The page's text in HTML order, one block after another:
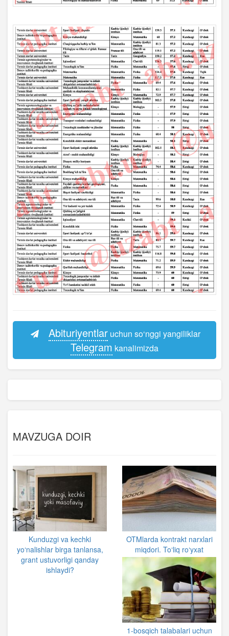
Abituriyentlaruchun so‘nggi yangiliklar
Telegram kanalimizda
MAVZUGA DOIR
Kunduzgi va kechki
yo‘nalishlar birga tanlansa,
grant ustuvorligi qanday
ishlaydi?
OTMlarda kontrakt narxlari
miqdori. To‘liq ro‘yxat
1-bosqich talabalari uchun